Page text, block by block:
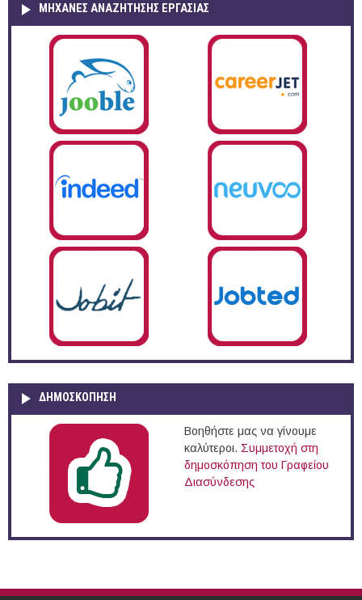
ΜΗΧΑΝΕΣ ΑΝΑΖΗΤΗΣΗΣ ΕΡΓΑΣΙΑΣ
ΔΗΜΟΣΚΌΠΗΣΗ
Βοηθήστε μας να γίνουμε
καλύτεροι. Συμμετοχή στη
δημοσκόπηση του Γραφείου
Διασύνδεσης